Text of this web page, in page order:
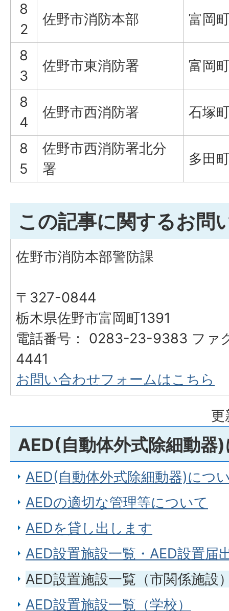
8
2
佐野市消防本部 富岡
8
3
佐野市東消防署 富岡
8
4
佐野市西消防署 石塚
8
5
佐野市西消防署北分
署
多田
この記事に関するお問
佐野市消防本部警防課
〒327-0844
栃木県佐野市富岡町1391
電話番号： 0283-23-9383 ファ
4441
お問い合わせフォームはこちら
更
AED(自動体外式除細動器
AED(自動体外式除細動器)につ
AEDの適切な管理等について
AEDを貸し出します
AED設置施設一覧・AED設置届
AED設置施設一覧（市関係施設
AED設置施設一覧（学校）